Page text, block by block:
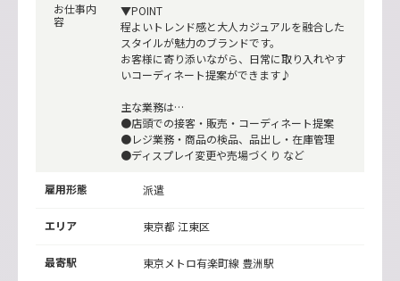
お仕事内
容
▼POINT
程よいトレンド感と大人カジュアルを融合した
スタイルが魅力のブランドです。
お客様に寄り添いながら、日常に取り入れやす
いコーディネート提案ができます♪
主な業務は…
●店頭での接客・販売・コーディネート提案
●レジ業務・商品の検品、品出し・在庫管理
●ディスプレイ変更や売場づくり など
雇用形態 派遣
エリア 東京都 江東区
最寄駅 東京メトロ有楽町線 豊洲駅